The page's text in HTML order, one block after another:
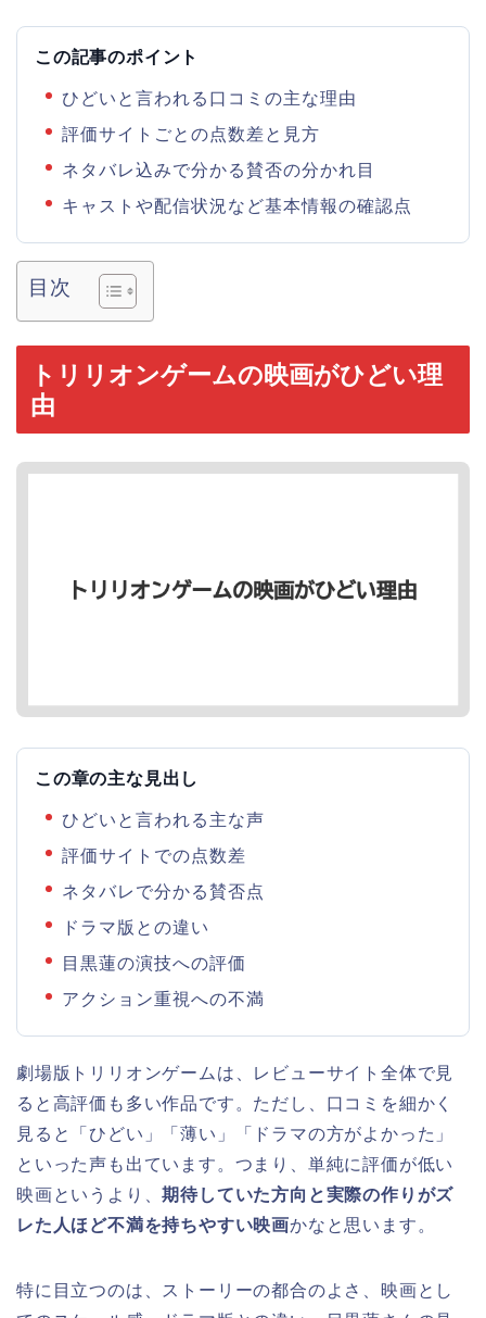
この記事のポイント
ひどいと言われる口コミの主な理由
評価サイトごとの点数差と見方
ネタバレ込みで分かる賛否の分かれ目
キャストや配信状況など基本情報の確認点
目次
トリリオンゲームの映画がひどい理
由
この章の主な見出し
ひどいと言われる主な声
評価サイトでの点数差
ネタバレで分かる賛否点
ドラマ版との違い
目黒蓮の演技への評価
アクション重視への不満
劇場版トリリオンゲームは、レビューサイト全体で見
ると高評価も多い作品です。ただし、口コミを細かく
見ると「ひどい」「薄い」「ドラマの方がよかった」
といった声も出ています。つまり、単純に評価が低い
映画というより、期待していた方向と実際の作りがズ
レた人ほど不満を持ちやすい映画かなと思います。
特に目立つのは、ストーリーの都合のよさ、映画とし